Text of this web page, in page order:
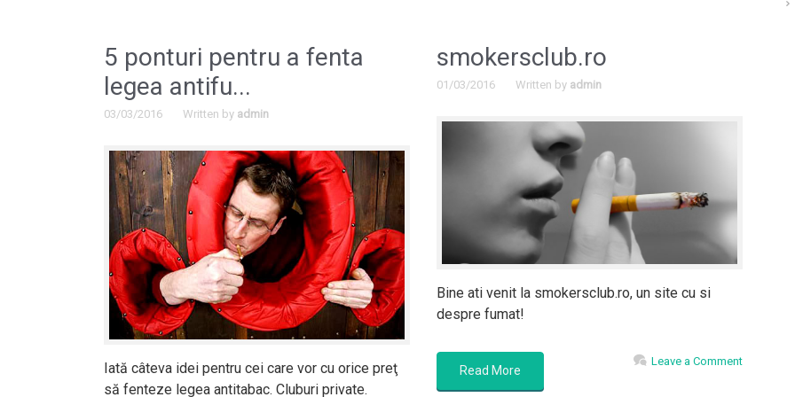
5 ponturi pentru a fenta
legea antifu...
03/03/2016 Written by admin
Iată câteva idei pentru cei care vor cu orice preţ
să fenteze legea antitabac. Cluburi private.
smokersclub.ro
01/03/2016 Written by admin
Bine ati venit la smokersclub.ro, un site cu si
despre fumat!
Read More
Leave a Comment